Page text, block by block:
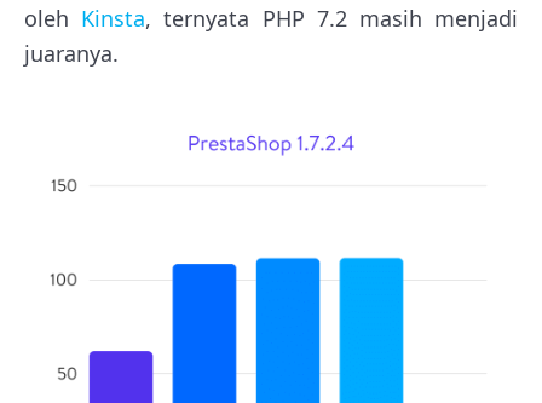
oleh Kinsta, ternyata PHP 7.2 masih menjadi
juaranya.